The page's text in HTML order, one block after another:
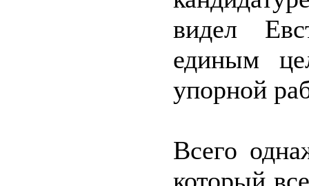
видел
единым
упорной
Всего